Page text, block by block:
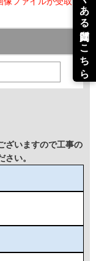
ざいますので工事の
い。